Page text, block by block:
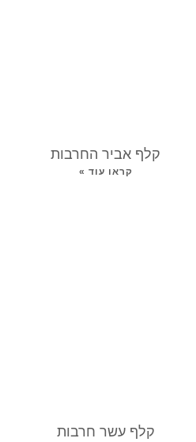
קלף אביר החרבות
קראו עוד »
קלף עשר חרבות